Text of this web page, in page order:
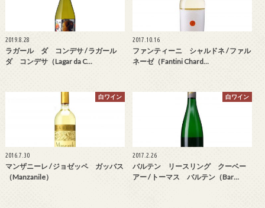
2019.8.28
ラガール ダ コンデサ / ラガール
ダ コンデサ（Lagar da C…
2017.10.16
ファンティーニ シャルドネ / ファル
ネーゼ（Fantini Chard…
白ワイン
2016.7.30
マンザニーレ / ジョゼッペ ガッバス
（Manzanile）
白ワイン
2017.2.26
バルテン リースリング クーベー
アー / トーマス バルテン（Bar…